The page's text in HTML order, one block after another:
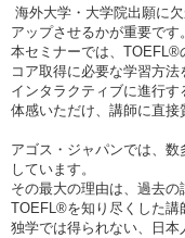
海外大学・大学院出願に
アップさせるかが重要です。
本セミナーでは、TOEFL®
コア取得に必要な学習方法
インタラクティブに進行
体感いただけ、講師に直接
アゴス・ジャパンでは、
しています。
その最大の理由は、過去の
TOEFL®を知り尽くした講
独学では得られない、日本